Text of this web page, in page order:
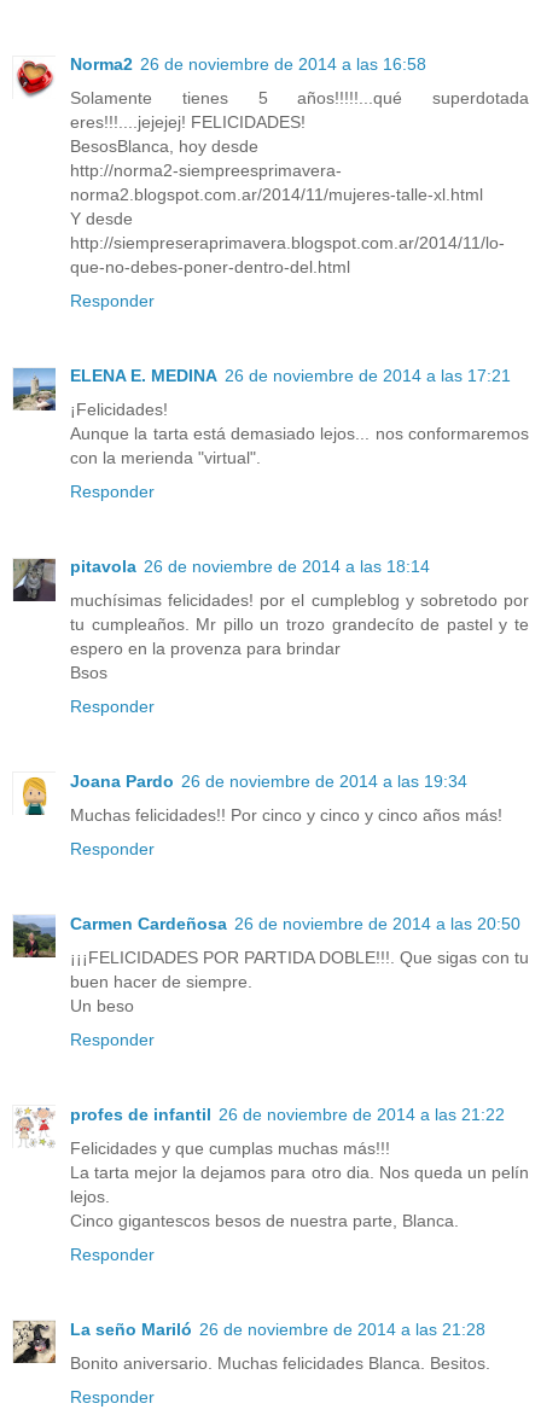
Norma2 26 de noviembre de 2014 a las 16:58
Solamente tienes 5 años!!!!!...qué superdotada
eres!!!....jejejej! FELICIDADES!
BesosBlanca, hoy desde
http://norma2-siempreesprimavera-
norma2.blogspot.com.ar/2014/11/mujeres-talle-xl.html
Y desde
http://siempreseraprimavera.blogspot.com.ar/2014/11/lo-
que-no-debes-poner-dentro-del.html
Responder
ELENA E. MEDINA 26 de noviembre de 2014 a las 17:21
¡Felicidades!
Aunque la tarta está demasiado lejos... nos conformaremos
con la merienda "virtual".
Responder
pitavola 26 de noviembre de 2014 a las 18:14
muchísimas felicidades! por el cumpleblog y sobretodo por
tu cumpleaños. Mr pillo un trozo grandecíto de pastel y te
espero en la provenza para brindar
Bsos
Responder
Joana Pardo 26 de noviembre de 2014 a las 19:34
Muchas felicidades!! Por cinco y cinco y cinco años más!
Responder
Carmen Cardeñosa 26 de noviembre de 2014 a las 20:50
¡¡¡FELICIDADES POR PARTIDA DOBLE!!!. Que sigas con tu
buen hacer de siempre.
Un beso
Responder
profes de infantil 26 de noviembre de 2014 a las 21:22
Felicidades y que cumplas muchas más!!!
La tarta mejor la dejamos para otro dia. Nos queda un pelín
lejos.
Cinco gigantescos besos de nuestra parte, Blanca.
Responder
La seño Mariló 26 de noviembre de 2014 a las 21:28
Bonito aniversario. Muchas felicidades Blanca. Besitos.
Responder